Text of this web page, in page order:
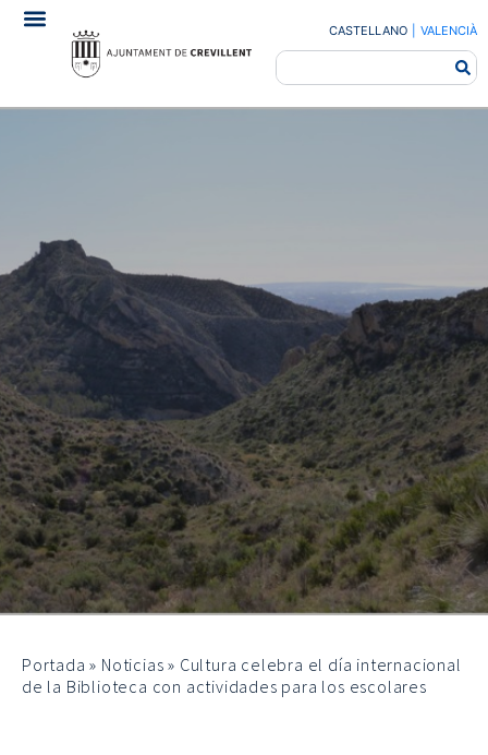
CASTELLANO VALENCIÀ
Portada » Noticias » Cultura celebra el día internacional
de la Biblioteca con actividades para los escolares